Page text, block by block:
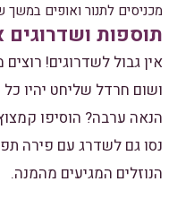
מכניסים לתנור ואופים במשך
תוספות
אין גבול לשדרוגים!
ושום חרדל שליחט יהיו
הנאה ערבה? הוסיפו
נסו גם לשדרג עם פירה
הנוזלים המגיעים מהמנה.